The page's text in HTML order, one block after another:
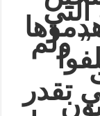
التي
ولم
تقدر
13 مليون